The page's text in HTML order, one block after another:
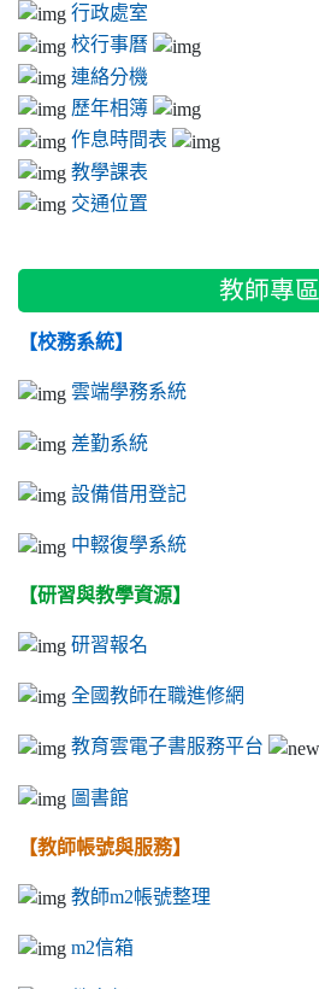
行政處室
校行事曆
連絡分機
歷年相簿
作息時間表
教學課表
交通位置
教師專區
【校務系統】
雲端學務系統
差勤系統
設備借用登記
中輟復學系統
【研習與教學資源】
研習報名
全國教師在職進修網
教育雲電子書服務平台
圖書館
【教師帳號與服務】
教師m2帳號整理
m2信箱